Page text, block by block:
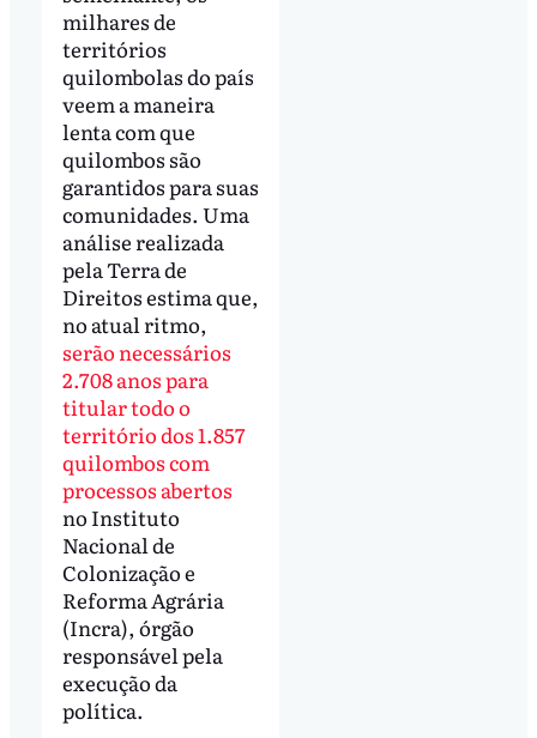
milhares de
territórios
quilombolas do país
veem a maneira
lenta com que
quilombos são
garantidos para suas
comunidades. Uma
análise realizada
pela Terra de
Direitos estima que,
no atual ritmo,
serão necessários
2.708 anos para
titular todo o
território dos 1.857
quilombos com
processos abertos
no Instituto
Nacional de
Colonização e
Reforma Agrária
(Incra), órgão
responsável pela
execução da
política.